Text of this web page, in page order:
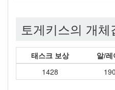
토게키스의 개체
태스크 보상 알/
1428